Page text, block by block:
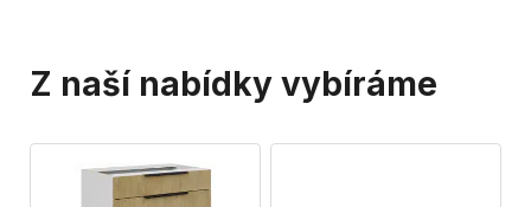
Z naší nabídky vybíráme